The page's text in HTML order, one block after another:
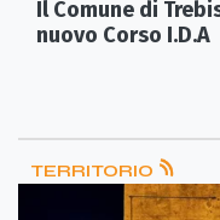
Il Comune di
nuovo Corso I.D.A
TERRITORIO